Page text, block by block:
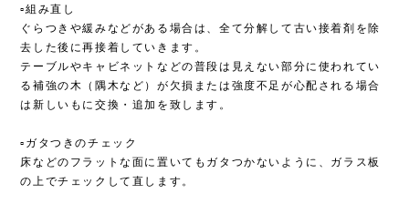
▫︎組み直し
ぐらつきや緩みなどがある場合は、全て分解して古い接着剤を除
去した後に再接着していきます。
テーブルやキャビネットなどの普段は見えない部分に使われてい
る補強の木（隅木など）が欠損または強度不足が心配される場合
は新しいもに交換・追加を致します。
▫︎ガタつきのチェック
床などのフラットな面に置いてもガタつかないように、ガラス板
の上でチェックして直します。